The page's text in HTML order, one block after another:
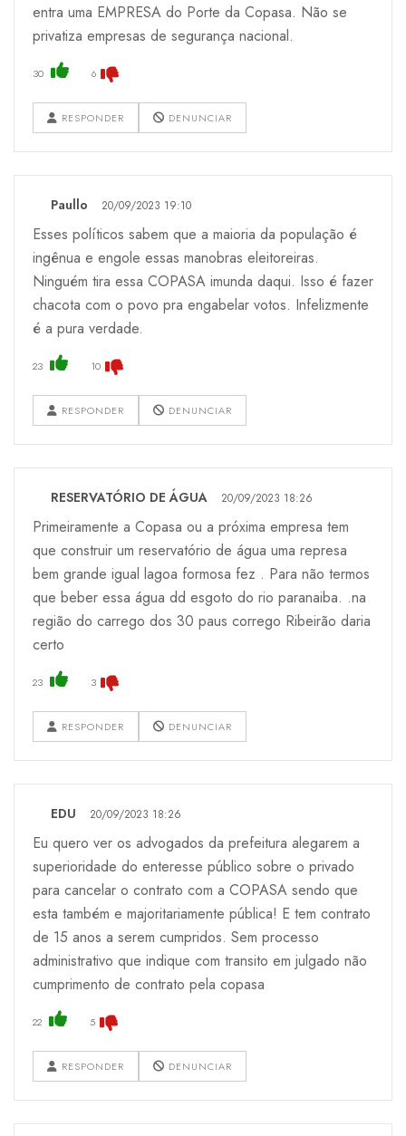
entra uma EMPRESA do Porte da Copasa. Não se
privatiza empresas de segurança nacional.
30 6
RESPONDER DENUNCIAR
Paullo 20/09/2023 19:10
Esses políticos sabem que a maioria da população é
ingênua e engole essas manobras eleitoreiras.
Ninguém tira essa COPASA imunda daqui. Isso é fazer
chacota com o povo pra engabelar votos. Infelizmente
é a pura verdade.
23 10
RESPONDER DENUNCIAR
RESERVATÓRIO DE ÁGUA 20/09/2023 18:26
Primeiramente a Copasa ou a próxima empresa tem
que construir um reservatório de água uma represa
bem grande igual lagoa formosa fez . Para não termos
que beber essa água dd esgoto do rio paranaiba. .na
região do carrego dos 30 paus corrego Ribeirão daria
certo
23 3
RESPONDER DENUNCIAR
EDU 20/09/2023 18:26
Eu quero ver os advogados da prefeitura alegarem a
superioridade do enteresse público sobre o privado
para cancelar o contrato com a COPASA sendo que
esta também e majoritariamente pública! E tem contrato
de 15 anos a serem cumpridos. Sem processo
administrativo que indique com transito em julgado não
cumprimento de contrato pela copasa
22 5
RESPONDER DENUNCIAR